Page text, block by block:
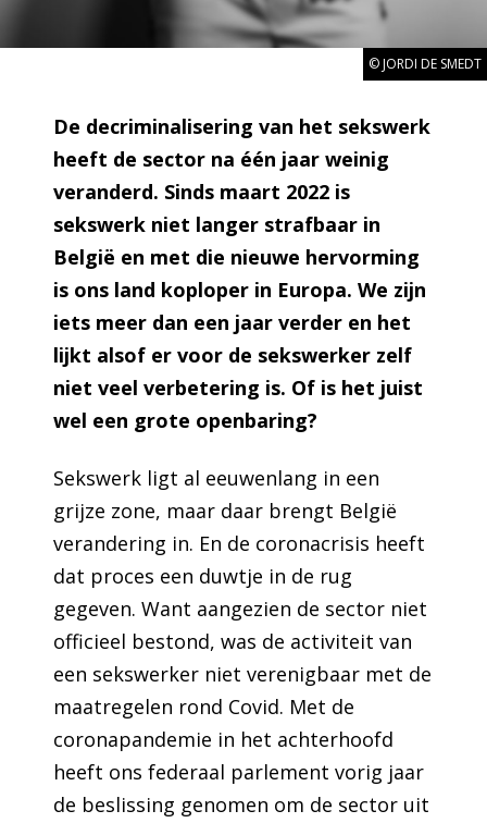
© JORDI DE SMEDT
De decriminalisering van het sekswerk
heeft de sector na één jaar weinig
veranderd. Sinds maart 2022 is
sekswerk niet langer strafbaar in
België en met die nieuwe hervorming
is ons land koploper in Europa. We zijn
iets meer dan een jaar verder en het
lijkt alsof er voor de sekswerker zelf
niet veel verbetering is. Of is het juist
wel een grote openbaring?
Sekswerk ligt al eeuwenlang in een
grijze zone, maar daar brengt België
verandering in. En de coronacrisis heeft
dat proces een duwtje in de rug
gegeven. Want aangezien de sector niet
officieel bestond, was de activiteit van
een sekswerker niet verenigbaar met de
maatregelen rond Covid. Met de
coronapandemie in het achterhoofd
heeft ons federaal parlement vorig jaar
de beslissing genomen om de sector uit